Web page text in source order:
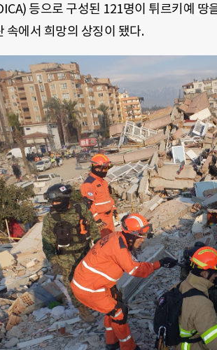
등으로 구성된 121명이 튀르키예 땅
속에서 희망의 상징이 됐다.